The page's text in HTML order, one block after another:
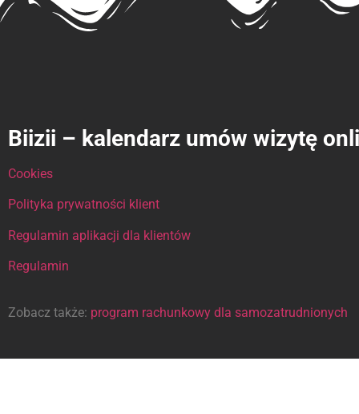
Biizii – kalendarz umów wizytę
Cookies
Polityka prywatności klient
Regulamin aplikacji dla klientów
Regulamin
Zobacz także: program rachunkowy dla samozatrudnionych